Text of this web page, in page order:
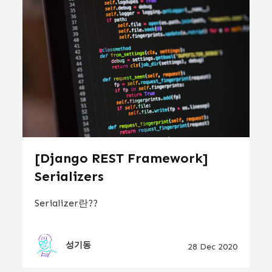
[Django REST Framework]
Serializers
Serializer란??
성기동 28 Dec 2020